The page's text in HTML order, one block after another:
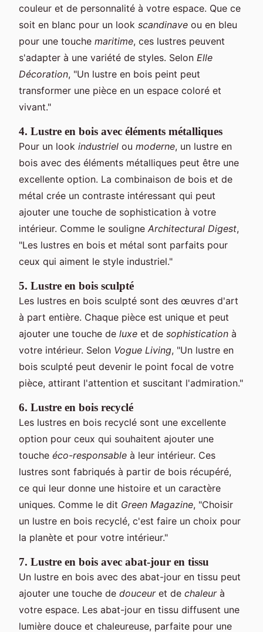
couleur et de personnalité à votre espace. Que ce
soit en blanc pour un look scandinave ou en bleu
pour une touche maritime, ces lustres peuvent
s'adapter à une variété de styles. Selon Elle
Décoration, "Un lustre en bois peint peut
transformer une pièce en un espace coloré et
vivant."
4. Lustre en bois avec éléments métalliques
Pour un look industriel ou moderne, un lustre en
bois avec des éléments métalliques peut être une
excellente option. La combinaison de bois et de
métal crée un contraste intéressant qui peut
ajouter une touche de sophistication à votre
intérieur. Comme le souligne Architectural Digest,
"Les lustres en bois et métal sont parfaits pour
ceux qui aiment le style industriel."
5. Lustre en bois sculpté
Les lustres en bois sculpté sont des œuvres d'art
à part entière. Chaque pièce est unique et peut
ajouter une touche de luxe et de sophistication à
votre intérieur. Selon Vogue Living, "Un lustre en
bois sculpté peut devenir le point focal de votre
pièce, attirant l'attention et suscitant l'admiration."
6. Lustre en bois recyclé
Les lustres en bois recyclé sont une excellente
option pour ceux qui souhaitent ajouter une
touche éco-responsable à leur intérieur. Ces
lustres sont fabriqués à partir de bois récupéré,
ce qui leur donne une histoire et un caractère
uniques. Comme le dit Green Magazine, "Choisir
un lustre en bois recyclé, c'est faire un choix pour
la planète et pour votre intérieur."
7. Lustre en bois avec abat-jour en tissu
Un lustre en bois avec des abat-jour en tissu peut
ajouter une touche de douceuret de chaleurà
votre espace. Les abat-jour en tissu diffusent une
lumière douce et chaleureuse, parfaite pour une